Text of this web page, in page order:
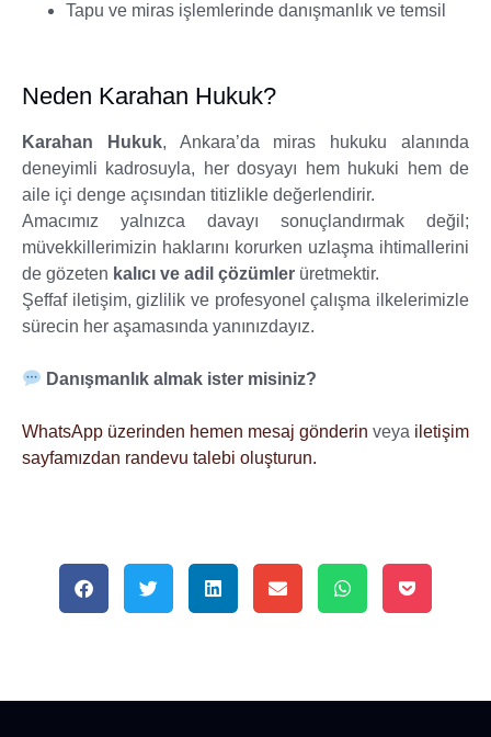
Tapu ve miras işlemlerinde danışmanlık ve temsil
Neden Karahan Hukuk?
Karahan Hukuk, Ankara’da miras hukuku alanında
deneyimli kadrosuyla, her dosyayı hem hukuki hem de
aile içi denge açısından titizlikle değerlendirir.
Amacımız yalnızca davayı sonuçlandırmak değil;
müvekkillerimizin haklarını korurken uzlaşma ihtimallerini
de gözeten kalıcı ve adil çözümler üretmektir.
Şeffaf iletişim, gizlilik ve profesyonel çalışma ilkelerimizle
sürecin her aşamasında yanınızdayız.
Danışmanlık almak ister misiniz?
WhatsApp üzerinden hemen mesaj gönderin veya iletişim
sayfamızdan randevu talebi oluşturun.